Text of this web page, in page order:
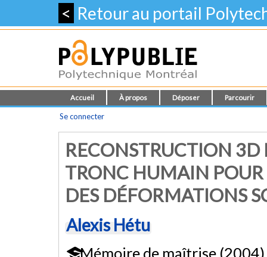
< Retour au portail
Accueil À propos Déposer Parcourir
Se connecter
RECONSTRUCTION 3D
TRONC HUMAIN
DES DÉFORMATIONS
Alexis Hétu
Mémoire de maîtrise (2004)